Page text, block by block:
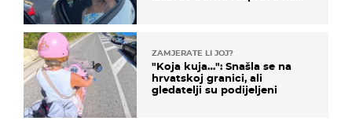
ZAMJERATE LI JOJ?
"Koja kuja…": Snašla se na
hrvatskoj granici, ali
gledatelji su podijeljeni